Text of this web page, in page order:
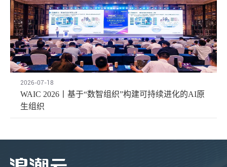
2026-07-18
WAIC 2026丨基于“数智组织”构建可持续进化的AI原
生组织